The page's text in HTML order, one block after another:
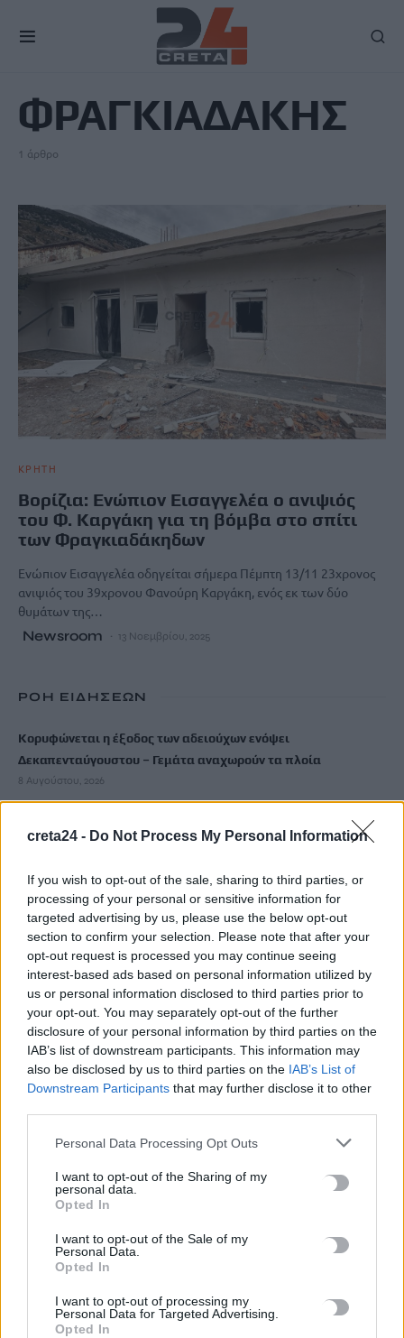
creta24 - Do Not Process My Personal Information
If you wish to opt-out of the sale, sharing to third parties, or
processing of your personal or sensitive information for
targeted advertising by us, please use the below opt-out
section to confirm your selection. Please note that after your
opt-out request is processed you may continue seeing
interest-based ads based on personal information utilized by
us or personal information disclosed to third parties prior to
your opt-out. You may separately opt-out of the further
disclosure of your personal information by third parties on the
IAB’s list of downstream participants. This information may
also be disclosed by us to third parties on the IAB’s List of
Downstream Participants that may further disclose it to other
Personal Data Processing Opt Outs
I want to opt-out of the Sharing of my
personal data.
Opted In
I want to opt-out of the Sale of my
Personal Data.
Opted In
I want to opt-out of processing my
Personal Data for Targeted Advertising.
Opted In
ΦΡΑΓΚΙΑΔΑΚΗΣ
1 άρθρο
ΚΡΗΤΗ
Βορίζια: Ενώπιον Εισαγγελέα ο ανιψιός
του Φ. Καργάκη για τη βόμβα στο σπίτι
των Φραγκιαδάκηδων
Ενώπιον Εισαγγελέα οδηγείται σήμερα Πέμπτη 13/11 23χρονος
ανιψιός του 39χρονου Φανούρη Καργάκη, ενός εκ των δύο
θυμάτων της…
Newsroom 13 Νοεμβρίου, 2025
ΡΟΗ ΕΙΔΗΣΕΩΝ
Κορυφώνεται η έξοδος των αδειούχων ενόψει
Δεκαπενταύγουστου – Γεμάτα αναχωρούν τα πλοία
8 Αυγούστου, 2026
Καύσωνας και υψηλή ζήτηση εκτοξεύουν τις τιμές ρεύματος
Πότε λήγουν τα προγράμματα «Ανακαίνιση Κατοικίας» και
«Σπίτι μου ΙΙ»
8 Αυγούστου, 2026
Μόνιμοι διορισμοί εκπαιδευτικών: Μέχρι πότε γίνεται η
υποβολή αιτήσεων
8 Αυγούστου, 2026
Αμπελάρδο ντε λα Εσπριέγια: Ποιος είναι ο νέος πρόεδρος της
«Καμίνι» η χώρα: Έως 39°C και μελτέμια έως 8 μποφόρ – Ο
καιρός στην Κρήτη
Αττικοβοιωτία: Με 6 βόμβες Χιροσίμα ισούται η ενέργεια από
τη φωτιά
8 Αυγούστου, 2026